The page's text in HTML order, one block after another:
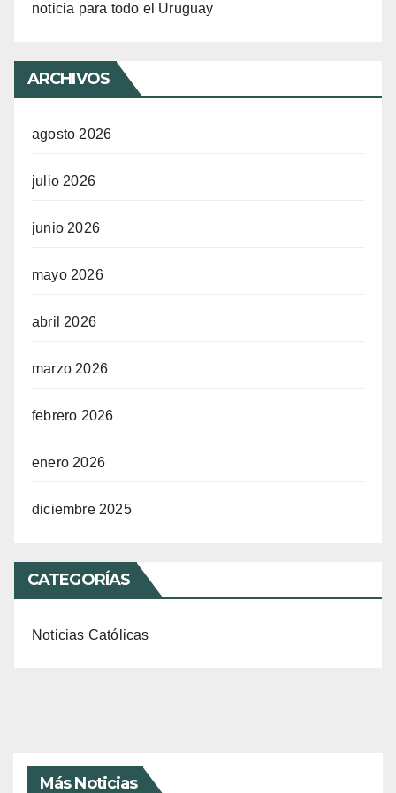
noticia para todo el Uruguay
ARCHIVOS
agosto 2026
julio 2026
junio 2026
mayo 2026
abril 2026
marzo 2026
febrero 2026
enero 2026
diciembre 2025
CATEGORÍAS
Noticias Católicas
Más Noticias